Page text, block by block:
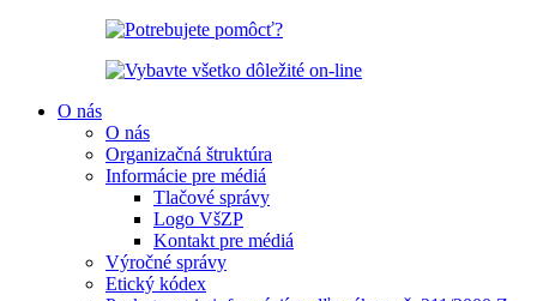
O nás
O nás
Organizačná štruktúra
Informácie pre médiá
Tlačové správy
Logo VšZP
Kontakt pre médiá
Výročné správy
Etický kódex